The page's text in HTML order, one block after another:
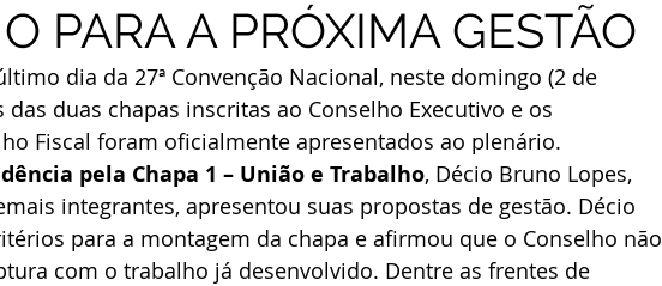
PARA A PRÓXIMA GESTÃO
dia da 27ª Convenção Nacional, neste domingo (2 de
duas chapas inscritas ao Conselho Executivo e os
Fiscal foram oficialmente apresentados ao plenário.
pela Chapa 1 – União e Trabalho, Décio Bruno Lopes,
integrantes, apresentou suas propostas de gestão. Décio
para a montagem da chapa e afirmou que o Conselho não
com o trabalho já desenvolvido. Dentre as frentes de